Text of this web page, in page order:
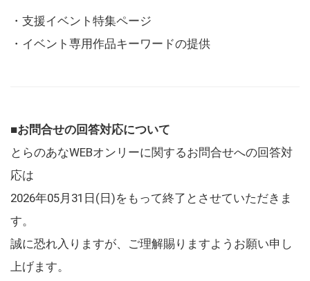
・支援イベント特集ページ
・イベント専用作品キーワードの提供
■お問合せの回答対応について
とらのあなWEBオンリーに関するお問合せへの回答対
応は
2026年05月31日(日)をもって終了とさせていただきま
す。
誠に恐れ入りますが、ご理解賜りますようお願い申し
上げます。